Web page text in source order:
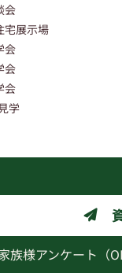
会
宅展示場
会
会
会
学
族様アンケート（